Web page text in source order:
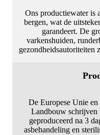
Ons productiewater is
bergen, wat de
garandeert. De
varkenshuiden,
gezondheidsautoriteiten
De Europese Unie
Landbouw schrijven
geproduceerd na 3
asbehandeling en